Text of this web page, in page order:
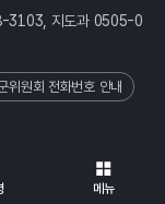
메뉴
3103, 지도과 0505-0
위원회 전화번호 안내